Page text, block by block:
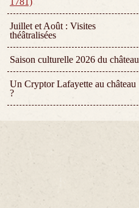
Juillet et Août : Visites
théâtralisées
Saison culturelle 2026 du château
Un Cryptor Lafayette au château
?